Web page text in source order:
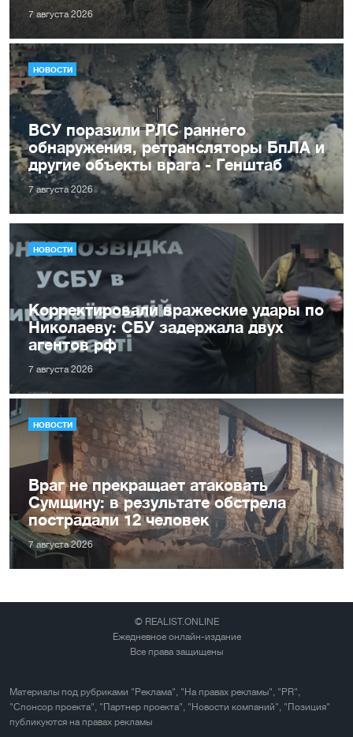
7 августа 2026
НОВОСТИ
ВСУ поразили РЛС раннего
обнаружения, ретрансляторы БпЛА и
другие объекты врага - Генштаб
7 августа 2026
НОВОСТИ
Корректировали вражеские удары по
Николаеву: СБУ задержала двух
агентов рф
7 августа 2026
НОВОСТИ
Враг не прекращает атаковать
Сумщину: в результате обстрела
пострадали 12 человек
7 августа 2026
© REALIST.ONLINE
Ежедневное онлайн-издание
Все права защищены
Материалы под рубриками "Реклама", "На правах рекламы", "PR",
"Спонсор проекта", "Партнер проекта", "Новости компаний", "Позиция"
публикуются на правах рекламы